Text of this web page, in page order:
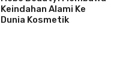
Keindahan Alami Ke
Dunia Kosmetik